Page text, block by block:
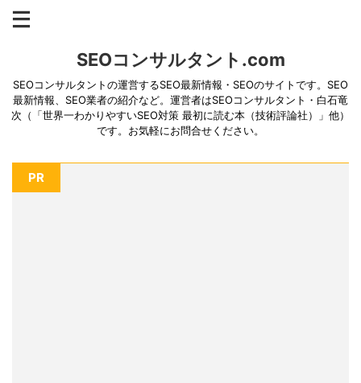
SEOコンサルタント.com
SEOコンサルタントの運営するSEO最新情報・SEOのサイトです。SEO
最新情報、SEO業者の紹介など。運営者はSEOコンサルタント・白石竜
次（「世界一わかりやすいSEO対策 最初に読む本（技術評論社）」他）
です。お気軽にお問合せください。
PR